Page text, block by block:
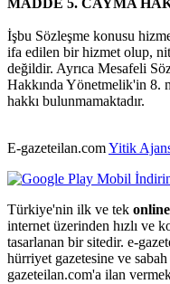
MADDE 5. CAYMA
İşbu Sözleşme konusu
ifa edilen bir hizmet olup,
değildir. Ayrıca Mesafeli
Hakkında Yönetmelik'in 8.
hakkı bulunmamaktadır.
E-gazeteilan.comYitik
Türkiye'nin ilk ve tek
internet üzerinden hızlı ve
tasarlanan bir sitedir. e-
hürriyet gazetesine ve
gazeteilan.com'a ilan